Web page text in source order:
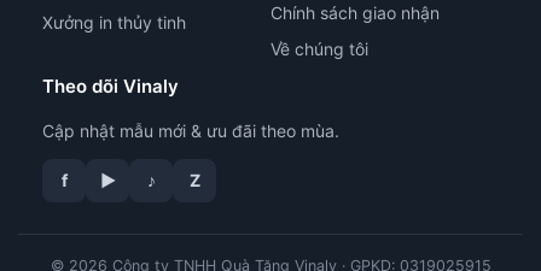
Xưởng in thủy tinh
Chính sách giao nhận
Về chúng tôi
Theo dõi Vinaly
Cập nhật mẫu mới & ưu đãi theo mùa.
f ▶ ♪ Z
© 2026 Công ty TNHH Quà Tặng Vinaly · GPKD: 0319025915